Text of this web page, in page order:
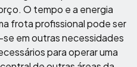
O tempo e a energia
frota profissional pode ser
em outras necessidades
para operar uma